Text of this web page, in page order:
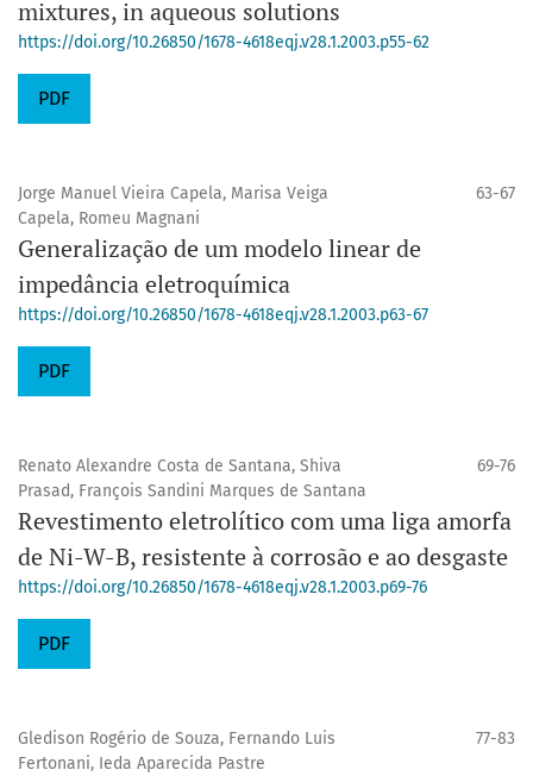
mixtures, in aqueous solutions
https://doi.org/10.26850/1678-4618eqj.v28.1.2003.p55-62
PDF
Jorge Manuel Vieira Capela, Marisa Veiga
Capela, Romeu Magnani
63-67
Generalização de um modelo linear de
impedância eletroquímica
https://doi.org/10.26850/1678-4618eqj.v28.1.2003.p63-67
PDF
Renato Alexandre Costa de Santana, Shiva
Prasad, François Sandini Marques de Santana
69-76
Revestimento eletrolítico com uma liga amorfa
de Ni-W-B, resistente à corrosão e ao desgaste
https://doi.org/10.26850/1678-4618eqj.v28.1.2003.p69-76
PDF
Gledison Rogério de Souza, Fernando Luis
Fertonani, Ieda Aparecida Pastre
77-83